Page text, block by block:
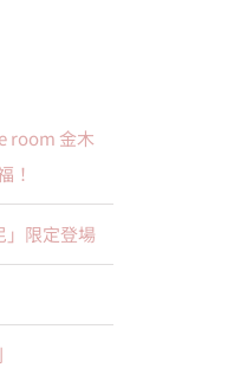
room 金木
！
」限定登場